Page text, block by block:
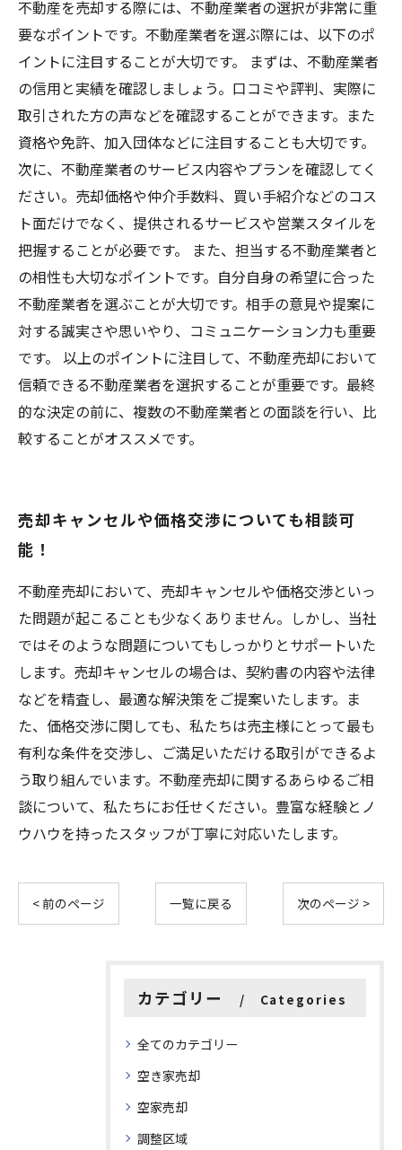
不動産を売却する際には、不動産業者の選択が非常に重
要なポイントです。不動産業者を選ぶ際には、以下のポ
イントに注目することが大切です。 まずは、不動産業者
の信用と実績を確認しましょう。口コミや評判、実際に
取引された方の声などを確認することができます。また
資格や免許、加入団体などに注目することも大切です。
次に、不動産業者のサービス内容やプランを確認してく
ださい。売却価格や仲介手数料、買い手紹介などのコス
ト面だけでなく、提供されるサービスや営業スタイルを
把握することが必要です。 また、担当する不動産業者と
の相性も大切なポイントです。自分自身の希望に合った
不動産業者を選ぶことが大切です。相手の意見や提案に
対する誠実さや思いやり、コミュニケーション力も重要
です。 以上のポイントに注目して、不動産売却において
信頼できる不動産業者を選択することが重要です。最終
的な決定の前に、複数の不動産業者との面談を行い、比
較することがオススメです。
売却キャンセルや価格交渉についても相談可
能！
不動産売却において、売却キャンセルや価格交渉といっ
た問題が起こることも少なくありません。しかし、当社
ではそのような問題についてもしっかりとサポートいた
します。売却キャンセルの場合は、契約書の内容や法律
などを精査し、最適な解決策をご提案いたします。ま
た、価格交渉に関しても、私たちは売主様にとって最も
有利な条件を交渉し、ご満足いただける取引ができるよ
う取り組んでいます。不動産売却に関するあらゆるご相
談について、私たちにお任せください。豊富な経験とノ
ウハウを持ったスタッフが丁寧に対応いたします。
< 前のページ 一覧に戻る 次のページ >
カテゴリー Categories
全てのカテゴリー
空き家売却
空家売却
調整区域